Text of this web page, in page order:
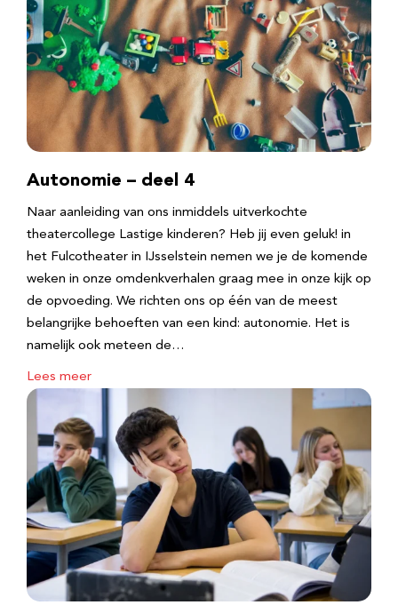
Autonomie – deel 4
Naar aanleiding van ons inmiddels uitverkochte
theatercollege Lastige kinderen? Heb jij even geluk! in
het Fulcotheater in IJsselstein nemen we je de komende
weken in onze omdenkverhalen graag mee in onze kijk op
de opvoeding. We richten ons op één van de meest
belangrijke behoeften van een kind: autonomie. Het is
namelijk ook meteen de…
Lees meer